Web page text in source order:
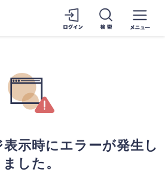
示時にエラーが発生し
ました。